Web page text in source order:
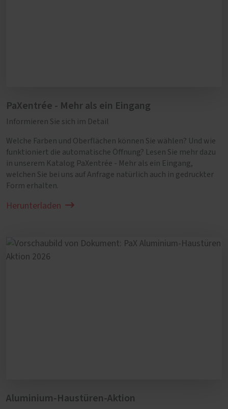
PaXentrée - Mehr als ein Eingang
Informieren Sie sich im Detail
Welche Farben und Oberflächen können Sie wählen? Und wie
funktioniert die automatische Öffnung? Lesen Sie mehr dazu
in unserem Katalog PaXentrée - Mehr als ein Eingang,
welchen Sie bei uns auf Anfrage natürlich auch in gedruckter
Form erhalten.
Herunterladen
Aluminium-Haustüren-Aktion